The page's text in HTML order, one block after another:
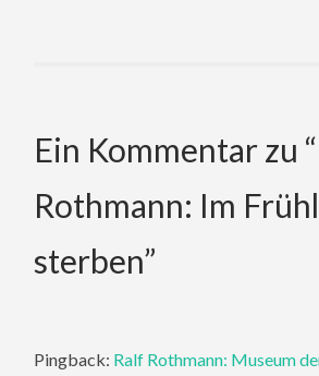
Ein Kommentar zu “
Rothmann: Im
sterben”
Pingback: Ralf Rothmann: Museum